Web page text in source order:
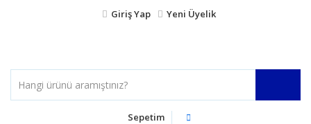
Giriş Yap Yeni Üyelik
Sepetim